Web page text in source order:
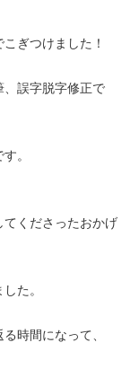
ぎつけました！
誤字脱字修正で
。
くださったおかげ
た。
時間になって、